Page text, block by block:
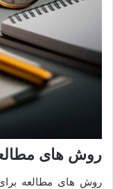
روش های
روش های مطالعه